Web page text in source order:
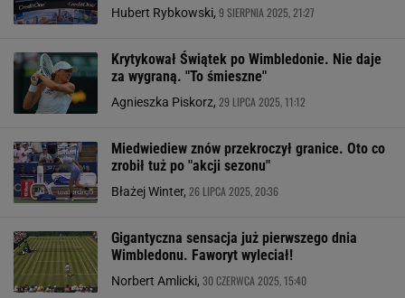
Hubert Rybkowski, 9 SIERPNIA 2025, 21:27
Krytykował Świątek po Wimbledonie. Nie daje
za wygraną. "To śmieszne"
Agnieszka Piskorz, 29 LIPCA 2025, 11:12
Miedwiediew znów przekroczył granice. Oto co
zrobił tuż po "akcji sezonu"
Błażej Winter, 26 LIPCA 2025, 20:36
Gigantyczna sensacja już pierwszego dnia
Wimbledonu. Faworyt wyleciał!
Norbert Amlicki, 30 CZERWCA 2025, 15:40